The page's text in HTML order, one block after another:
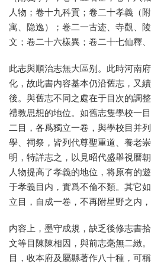
人物；卷十九科貢；卷二十孝義（
寓、隐逸）；卷二一古迹、寺觀、
文；卷二十六樣異；卷二十七仙釋
此志與順治志無大區别。此時河南
化，故此書内容基本仍沿舊志，又
後。與舊志不同之處在于目次的調
禮教思想的地位。如舊志隻學校一
二目，各爲獨立一卷，與學校目并
學、祠祭，皆列代尊聖重道、養老
明，特詳志之，以見昭代盛舉視曆
人物提高了孝義的地位，将原有的
于孝義目内，實爲不倫不類。其它
立目，自成一卷，不再附星野之内，
内容上，墨守成規，缺乏後修志書
文等目陳陳相因，與前志毫無二緻
目，收本府及屬縣著作八十種，可